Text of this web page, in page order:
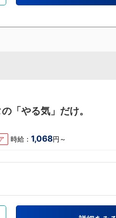
「やる気」だけ。
時給：1,068円～